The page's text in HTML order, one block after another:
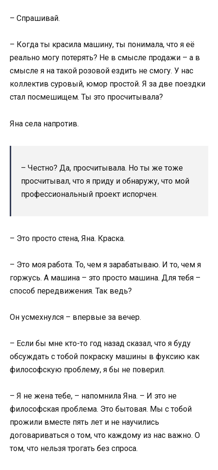
– Спрашивай.
– Когда ты красила машину, ты понимала, что я её
реально могу потерять? Не в смысле продажи – а в
смысле я на такой розовой ездить не смогу. У нас
коллектив суровый, юмор простой. Я за две поездки
стал посмешищем. Ты это просчитывала?
Яна села напротив.
– Честно? Да, просчитывала. Но ты же тоже
просчитывал, что я приду и обнаружу, что мой
профессиональный проект испорчен.
– Это просто стена, Яна. Краска.
– Это моя работа. То, чем я зарабатываю. И то, чем я
горжусь. А машина – это просто машина. Для тебя –
способ передвижения. Так ведь?
Он усмехнулся – впервые за вечер.
– Если бы мне кто-то год назад сказал, что я буду
обсуждать с тобой покраску машины в фуксию как
философскую проблему, я бы не поверил.
– Я не жена тебе, – напомнила Яна. – И это не
философская проблема. Это бытовая. Мы с тобой
прожили вместе пять лет и не научились
договариваться о том, что каждому из нас важно. О
том, что нельзя трогать без спроса.